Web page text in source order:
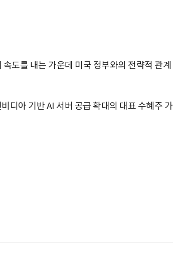
도를 내는 가운데 미국 정부와의 전략적 관계
디아 기반 AI 서버 공급 확대의 대표 수혜주 가
초보자도 반할 반전 매력”